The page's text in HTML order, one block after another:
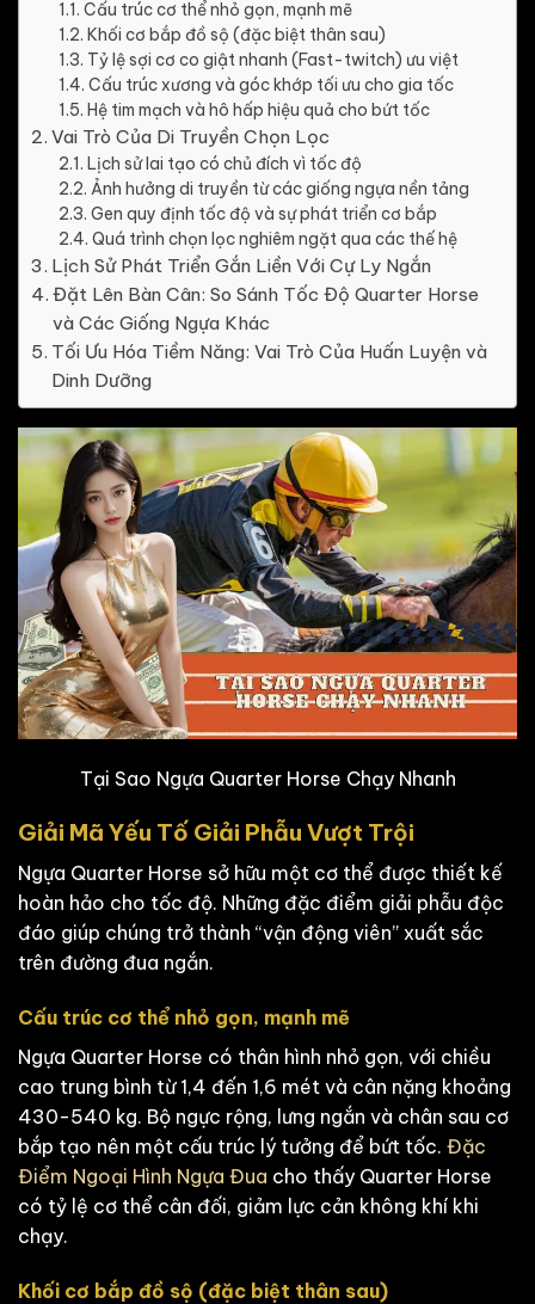
Cấu trúc cơ thể nhỏ gọn, mạnh mẽ
Khối cơ bắp đồ sộ (đặc biệt thân sau)
Tỷ lệ sợi cơ co giật nhanh (Fast-twitch) ưu việt
Cấu trúc xương và góc khớp tối ưu cho gia tốc
Hệ tim mạch và hô hấp hiệu quả cho bứt tốc
Vai Trò Của Di Truyền Chọn Lọc
Lịch sử lai tạo có chủ đích vì tốc độ
Ảnh hưởng di truyền từ các giống ngựa nền tảng
Gen quy định tốc độ và sự phát triển cơ bắp
Quá trình chọn lọc nghiêm ngặt qua các thế hệ
Lịch Sử Phát Triển Gắn Liền Với Cự Ly Ngắn
Đặt Lên Bàn Cân: So Sánh Tốc Độ Quarter Horse
và Các Giống Ngựa Khác
Tối Ưu Hóa Tiềm Năng: Vai Trò Của Huấn Luyện và
Dinh Dưỡng
Tại Sao Ngựa Quarter Horse Chạy Nhanh
Giải Mã Yếu Tố Giải Phẫu Vượt Trội
Ngựa Quarter Horse sở hữu một cơ thể được thiết kế
hoàn hảo cho tốc độ. Những đặc điểm giải phẫu độc
đáo giúp chúng trở thành “vận động viên” xuất sắc
trên đường đua ngắn.
Cấu trúc cơ thể nhỏ gọn, mạnh mẽ
Ngựa Quarter Horse có thân hình nhỏ gọn, với chiều
cao trung bình từ 1,4 đến 1,6 mét và cân nặng khoảng
430-540 kg. Bộ ngực rộng, lưng ngắn và chân sau cơ
bắp tạo nên một cấu trúc lý tưởng để bứt tốc. Đặc
Điểm Ngoại Hình Ngựa Đua cho thấy Quarter Horse
có tỷ lệ cơ thể cân đối, giảm lực cản không khí khi
chạy.
Khối cơ bắp đồ sộ (đặc biệt thân sau)